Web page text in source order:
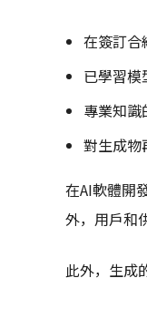
在簽訂合
已學習
專業知識
對生成物
在AI軟體開
外，用戶和
此外，生成